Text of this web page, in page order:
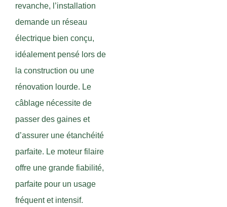
revanche, l’installation
demande un réseau
électrique bien conçu,
idéalement pensé lors de
la construction ou une
rénovation lourde. Le
câblage nécessite de
passer des gaines et
d’assurer une étanchéité
parfaite. Le moteur filaire
offre une grande fiabilité,
parfaite pour un usage
fréquent et intensif.